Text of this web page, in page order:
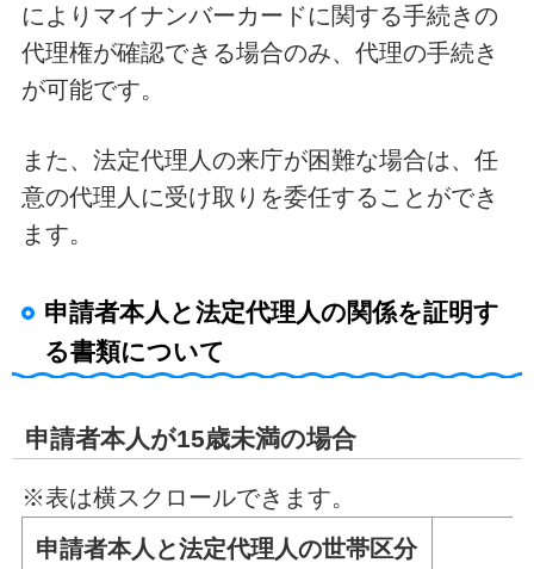
によりマイナンバーカードに関する手続きの
代理権が確認できる場合のみ、代理の手続き
が可能です。
また、法定代理人の来庁が困難な場合は、任
意の代理人に受け取りを委任することができ
ます。
申請者本人と法定代理人の関係を証明す
る書類について
申請者本人が15歳未満の場合
※表は横スクロールできます。
申請者本人と法定代理人の世帯区分